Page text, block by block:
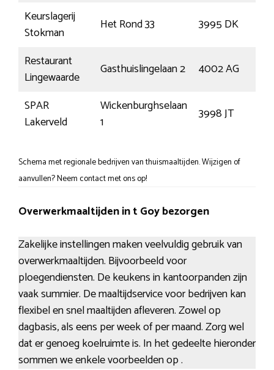
Keurslagerij
Stokman
Het Rond 33 3995 DK
Restaurant
Lingewaarde
Gasthuislingelaan 2 4002 AG
SPAR
Lakerveld
Wickenburghselaan
1
3998 JT
Schema met regionale bedrijven van thuismaaltijden. Wijzigen of
aanvullen? Neem contact met ons op!
Overwerkmaaltijden in t Goy bezorgen
Zakelijke instellingen maken veelvuldig gebruik van
overwerkmaaltijden. Bijvoorbeeld voor
ploegendiensten. De keukens in kantoorpanden zijn
vaak summier. De maaltijdservice voor bedrijven kan
flexibel en snel maaltijden afleveren. Zowel op
dagbasis, als eens per week of per maand. Zorg wel
dat er genoeg koelruimte is. In het gedeelte hieronder
sommen we enkele voorbeelden op .